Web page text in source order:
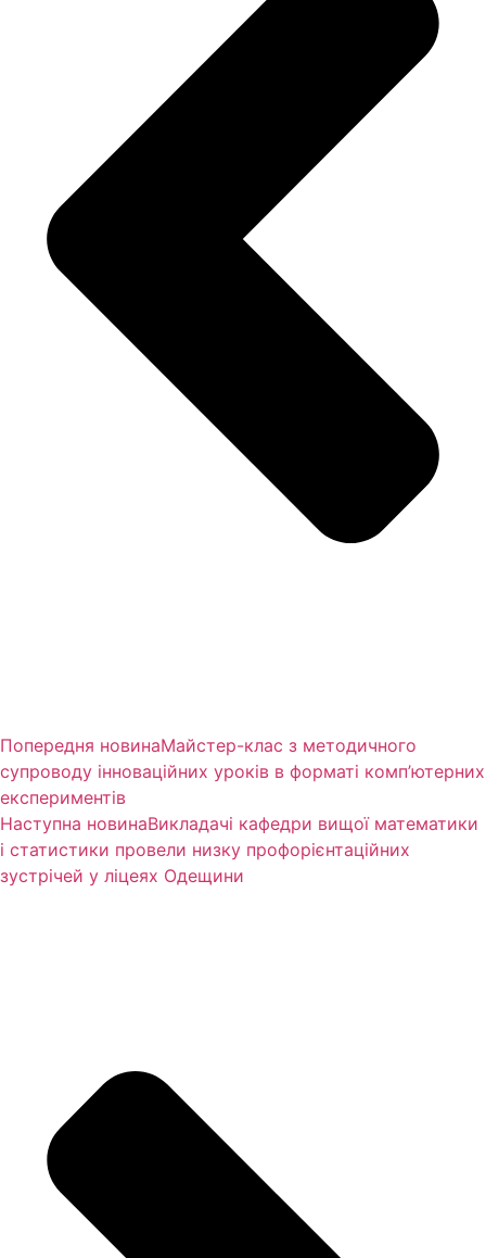
Попередня новинаМайстер-клас з методичного
супроводу інноваційних уроків в форматі комп’ютерних
експериментів
Наступна новинаВикладачі кафедри вищої математики
і статистики провели низку профорієнтаційних
зустрічей у ліцеях Одещини